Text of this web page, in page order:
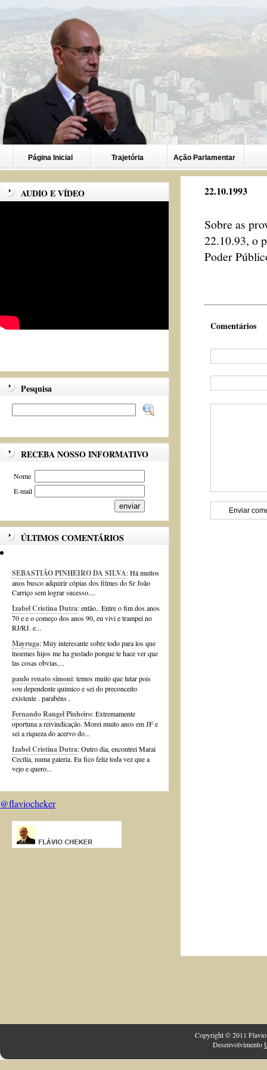
Página Inicial Trajetória Ação Parlamentar
AUDIO E VÍDEO
Pesquisa
RECEBA NOSSO INFORMATIVO
Nome
E-mail
ÚLTIMOS COMENTÁRIOS
SEBASTIÃO PINHEIRO DA SILVA: Há muitos
anos busco adquirir cópias dos filmes do Sr João
Carriço sem lograr sucesso....
Izabel Cristina Dutra: então.. Entre o fim dos anos
70 e e o começo dos anos 90, eu vivi e trampei no
RJ/RJ. e...
Mayruga: Muy interesante sobre todo para los que
tnoemes hijos me ha gustado porque te hace ver que
las cosas obvias,...
paulo renato simoni: temos muito que lutar pois
sou dependente quimico e sei do preconceito
existente . parabéns .
Fernando Rangel Pinheiro: Extremamente
oportuna a reivindicação. Morei muito anos em JF e
sei a riqueza do acervo do...
Izabel Cristina Dutra: Outro dia, encontrei Marai
Cecília, numa galeria. Eu fico feliz toda vez que a
vejo e quero...
@flaviocheker
22.10.1993
Sobre as
22.10.93, o
Poder
Comentários
Copyright © 2011 Flavio
Desenvolvimento